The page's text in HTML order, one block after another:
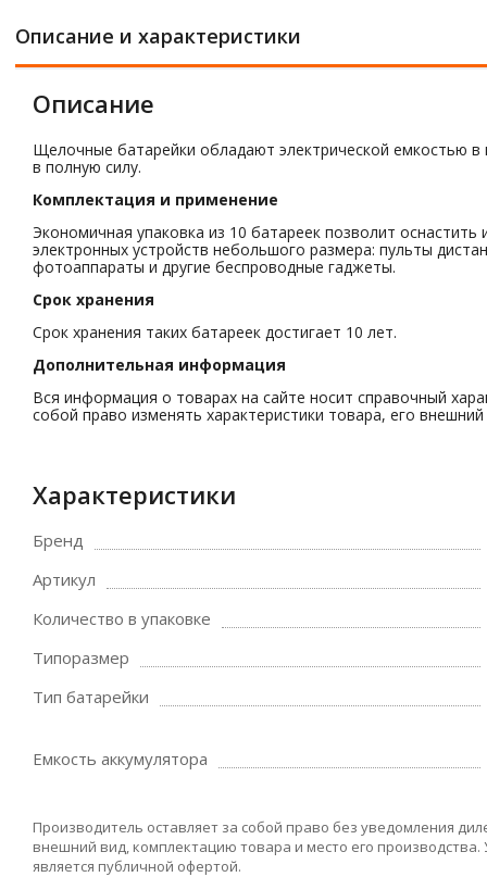
Описание и характеристики
Описание
Щелочные батарейки обладают электрической емкостью
в полную силу.
Комплектация и применение
Экономичная упаковка из 10 батареек позволит
электронных устройств небольшого размера: пульты
фотоаппараты и другие беспроводные гаджеты.
Срок хранения
Срок хранения таких батареек достигает 10 лет.
Дополнительная информация
Вся информация о товарах на сайте носит справочный
собой право изменять характеристики товара, его
Характеристики
Бренд
Артикул
Количество в упаковке
Типоразмер
Тип батарейки
Емкость аккумулятора
Производитель оставляет за собой право без уведомления
внешний вид, комплектацию товара и место его
является публичной офертой.